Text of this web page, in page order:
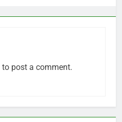
to post a comment.